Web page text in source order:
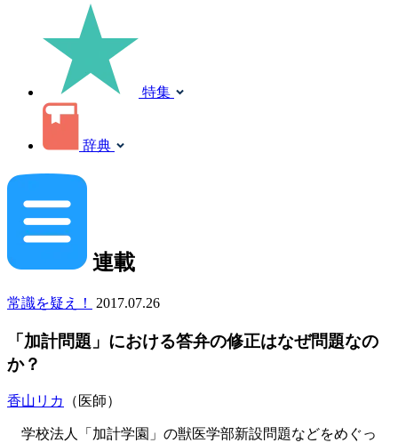
特集
辞典
連載
常識を疑え！ 2017.07.26
「加計問題」における答弁の修正はなぜ問題なの
か？
香山リカ （医師）
学校法人「加計学園」の獣医学部新設問題などをめぐっ